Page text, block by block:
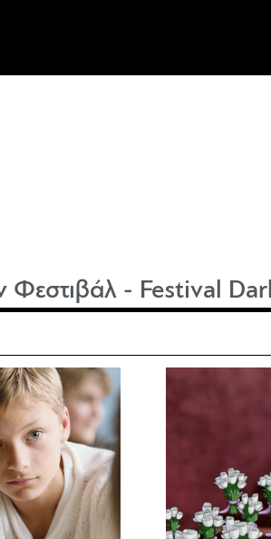
Φεστιβάλ - Festival